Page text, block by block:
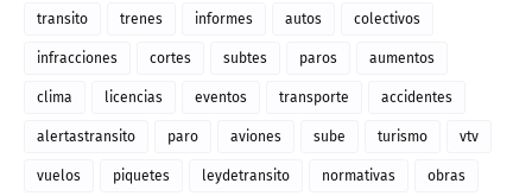
transito trenes informes autos colectivos
infracciones cortes subtes paros aumentos
clima licencias eventos transporte accidentes
alertastransito paro aviones sube turismo vtv
vuelos piquetes leydetransito normativas obras